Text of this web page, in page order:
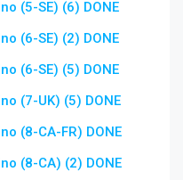
(5-SE) (6) DONE
(6-SE) (2) DONE
(6-SE) (5) DONE
(7-UK) (5) DONE
(8-CA-FR) DONE
(8-CA) (2) DONE